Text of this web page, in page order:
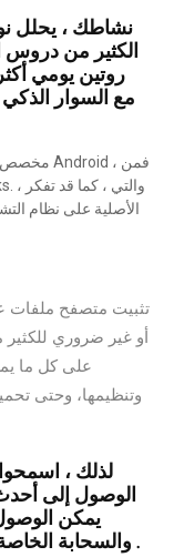
الكثير من دروس
روتين يومي
تثبيت متصفح ملفات
أو غير ضروري
على كل ما
وتنظيمها، وحتى
لذلك ،
الوصول إلى
والسحابة الخاصة بك من قسم يسمى تطبيقاتك & ألعاب .